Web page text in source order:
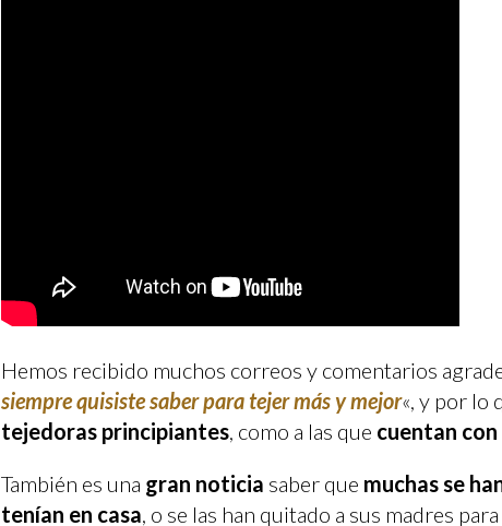
Hemos recibido muchos correos y comentarios
siempre quisiste saber para tejer más y mejor«, y por lo
tejedoras principiantes, como a las que cuentan
También es una gran noticia saber que muchas se
tenían en casa, o se las han quitado a sus madres